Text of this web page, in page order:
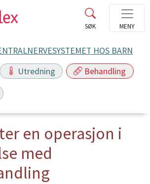
HOS BARN
Utredning Behandling
en operasjon i
med